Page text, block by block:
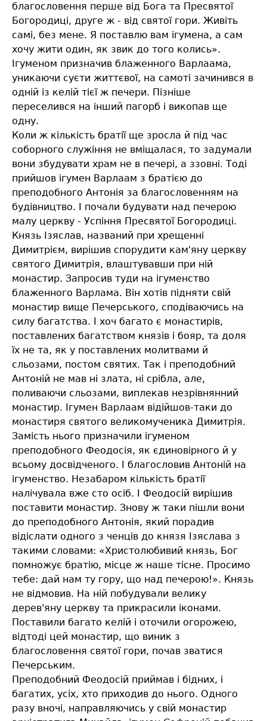
благословення перше від Бога та Пресвятої
Богородиці, друге ж - від святої гори. Живіть
самі, без мене. Я поставлю вам ігумена, а сам
хочу жити один, як звик до того колись».
Ігуменом призначив блаженного Варлаама,
уникаючи суєти життєвої, на самоті зачинився в
одній із келій тієї ж печери. Пізніше
переселився на інший пагорб і викопав ще
одну.
Коли ж кількість братії ще зросла й під час
соборного служіння не вміщалася, то задумали
вони збудувати храм не в печері, а ззовні. Тоді
прийшов ігумен Варлаам з братією до
преподобного Антонія за благословенням на
будівництво. І почали будувати над печерою
малу церкву - Успіння Пресвятої Богородиці.
Князь Ізяслав, названий при хрещенні
Димитрієм, вирішив спорудити кам'яну церкву
святого Димитрія, влаштувавши при ній
монастир. Запросив туди на ігуменство
блаженного Варлама. Він хотів підняти свій
монастир вище Печерського, сподіваючись на
силу багатства. І хоч багато є монастирів,
поставлених багатством князів і бояр, та доля
їх не та, як у поставлених молитвами й
сльозами, постом святих. Так і преподобний
Антоній не мав ні злата, ні срібла, але,
поливаючи сльозами, виплекав незрівнянний
монастир. Ігумен Варлаам відійшов-таки до
монастиря святого великомученика Димитрія.
Замість нього призначили ігуменом
преподобного Феодосія, як єдиновірного й у
всьому досвідченого. І благословив Антоній на
ігуменство. Незабаром кількість братії
налічувала вже сто осіб. І Феодосій вирішив
поставити монастир. Знову ж таки пішли вони
до преподобного Антонія, який порадив
відіслати одного з ченців до князя Ізяслава з
такими словами: «Христолюбивий князь, Бог
помножує братію, місце ж наше тісне. Просимо
тебе: дай нам ту гору, що над печерою!». Князь
не відмовив. На ній побудували велику
дерев'яну церкву та прикрасили іконами.
Поставили багато келій і оточили огорожею,
відтоді цей монастир, що виник з
благословення святої гори, почав зватися
Печерським.
Преподобний Феодосій приймав і бідних, і
багатих, усіх, хто приходив до нього. Одного
разу вночі, направляючись у свій монастир